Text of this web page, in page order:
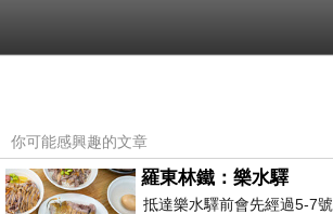
你可能感興趣的文章
羅東林鐵：樂水驛
抵達樂水驛前會先經過5-7